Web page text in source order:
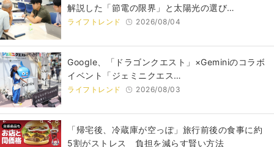
解説した「節電の限界」と太陽光の選び…
ライフトレンド 2026/08/04
Google、「ドラゴンクエスト」×Geminiのコラボ
イベント「ジェミニクエス…
ライフトレンド 2026/08/03
「帰宅後、冷蔵庫が空っぽ」旅行前後の食事に約
5割がストレス 負担を減らす賢い方法